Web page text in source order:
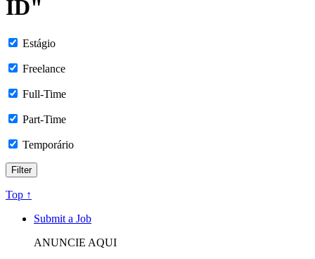
ID"
Estágio
Freelance
Full-Time
Part-Time
Temporário
Top ↑
Submit a Job
ANUNCIE AQUI